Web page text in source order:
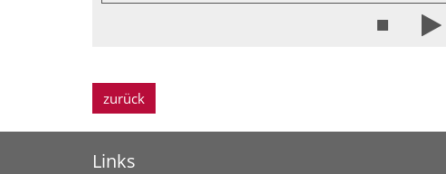
zurück
Links